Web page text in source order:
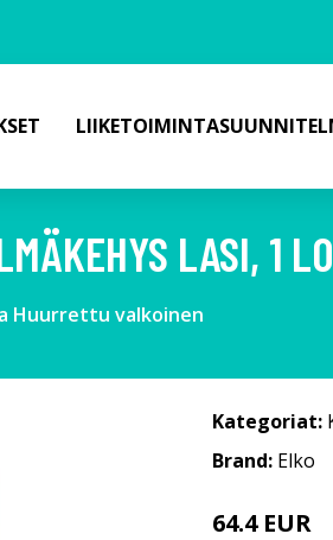
LASI, 1
Huurrettu valkoinen
Kategoriat:
Brand: Elko
64.4 EUR